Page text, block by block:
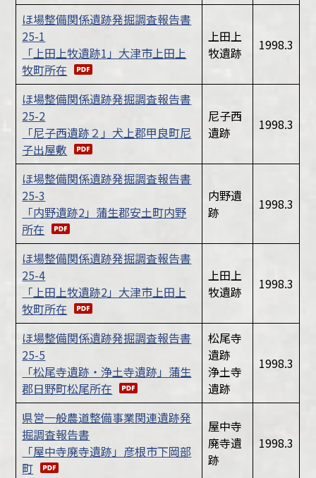
ほ場整備関係遺跡発掘調査報告書
25-1
「上田上牧遺跡1」大津市上田上
牧町所在
上田上
牧遺跡
1998.3
ほ場整備関係遺跡発掘調査報告書
25-2
「尼子西遺跡２」犬上郡甲良町尼
子出屋敷
尼子西
遺跡
1998.3
ほ場整備関係遺跡発掘調査報告書
25-3
「内野遺跡2」蒲生郡安土町内野
所在
内野遺
跡
1998.3
ほ場整備関係遺跡発掘調査報告書
25-4
「上田上牧遺跡2」大津市上田上
牧町所在
上田上
牧遺跡
1998.3
ほ場整備関係遺跡発掘調査報告書
25-5
「松尾寺遺跡・浄土寺遺跡」蒲生
郡日野町松尾所在
松尾寺
遺跡
浄土寺
遺跡
1998.3
県営一般農道整備事業関連遺跡発
掘調査報告書
「屋中寺廃寺遺跡」彦根市下岡部
町
屋中寺
廃寺遺
跡
1998.3